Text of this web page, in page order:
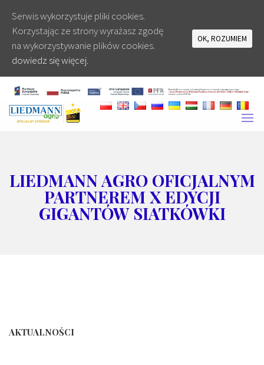
LIEDMANN AGRO OFICJALNYM
PARTNEREM X EDYCJI
GIGANTÓW SIATKÓWKI
AKTUALNOŚCI
Serwis wykorzystuje pliki cookies.
Korzystając ze strony wyrażasz zgodę
na wykorzystywanie plików cookies.
dowiedz się więcej.
OK, ROZUMIEM